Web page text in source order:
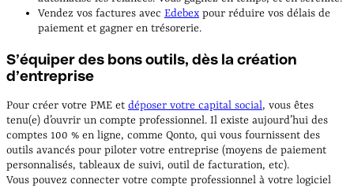
Vendez vos factures avec Edebex pour réduire vos délais de
paiement et gagner en trésorerie.
S’équiper des bons outils, dès la création
d’entreprise
Pour créer votre PME et déposer votre capital social, vous êtes
tenu(e) d’ouvrir un compte professionnel. Il existe aujourd’hui des
comptes 100 % en ligne, comme Qonto, qui vous fournissent des
outils avancés pour piloter votre entreprise (moyens de paiement
personnalisés, tableaux de suivi, outil de facturation, etc).
Vous pouvez connecter votre compte professionnel à votre logiciel